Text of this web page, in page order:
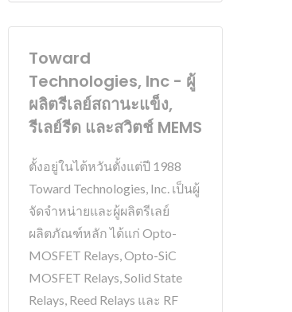
Toward
Technologies, Inc - ผู้
ผลิตรีเลย์สถานะแข็ง,
รีเลย์รีด และสวิตช์ MEMS
ตั้งอยู่ในไต้หวันตั้งแต่ปี 1988
Toward Technologies, Inc. เป็นผู้
จัดจำหน่ายและผู้ผลิตรีเลย์
ผลิตภัณฑ์หลัก ได้แก่ Opto-
MOSFET Relays, Opto-SiC
MOSFET Relays, Solid State
Relays, Reed Relays และ RF